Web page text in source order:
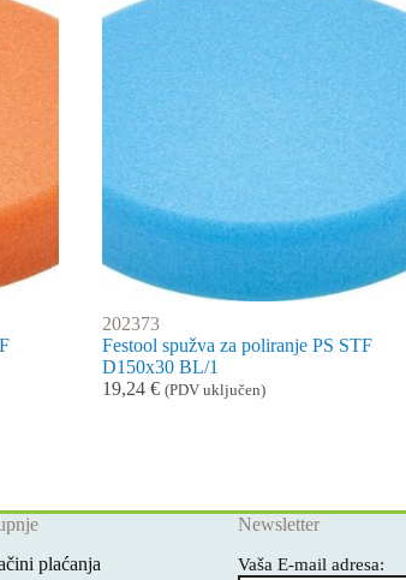
202373
Festool spužva za poliranje PS STF
D150x30 BL/1
19,24 € (PDV uključen)
plaćanja
Newsletter
Vaša E-mail adresa: